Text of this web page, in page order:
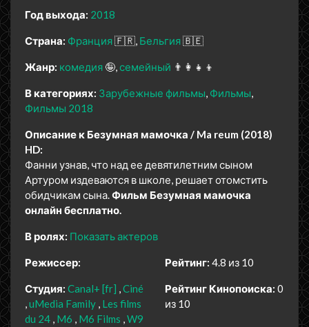
Год выхода: 2018
Страна: Франция🇫🇷 Бельгия🇧🇪
Жанр: комедия 🤪 семейный 👨‍👩‍👧‍👦
В категориях: Зарубежные фильмы Фильмы
Фильмы 2018
Описание к Безумная мамочка / Ma reum (2018)
HD:
Фанни узнав, что над ее девятилетним сыном
Артуром издеваются в школе, решает отомстить
обидчикам сына.Фильм Безумная мамочка
онлайн бесплатно.
В ролях: Показать актеров
Режиссер:
Студия: Canal+ [fr] Ciné
uMedia Family Les films
du 24 M6 M6 Films W9
Рейтинг: 4.8 из 10
Рейтинг Кинопоиска: 0
из 10